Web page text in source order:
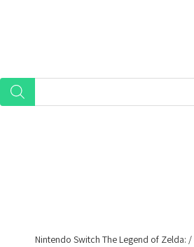
/
Nintendo Switch The Legend of Zelda: